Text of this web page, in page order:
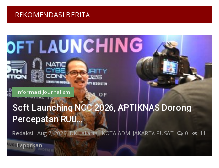
REKOMENDASI BERITA
Informasi Journalism
Soft Launching NCC 2026, APTIKNAS Dorong
Percepatan RUU...
Redaksi Aug 7, 2026 DKI Jakarta KOTA ADM. JAKARTA PUSAT 0
11
Laporkan